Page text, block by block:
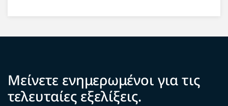
Μείνετε ενημερωμένοι για τις
τελευταίες εξελίξεις.